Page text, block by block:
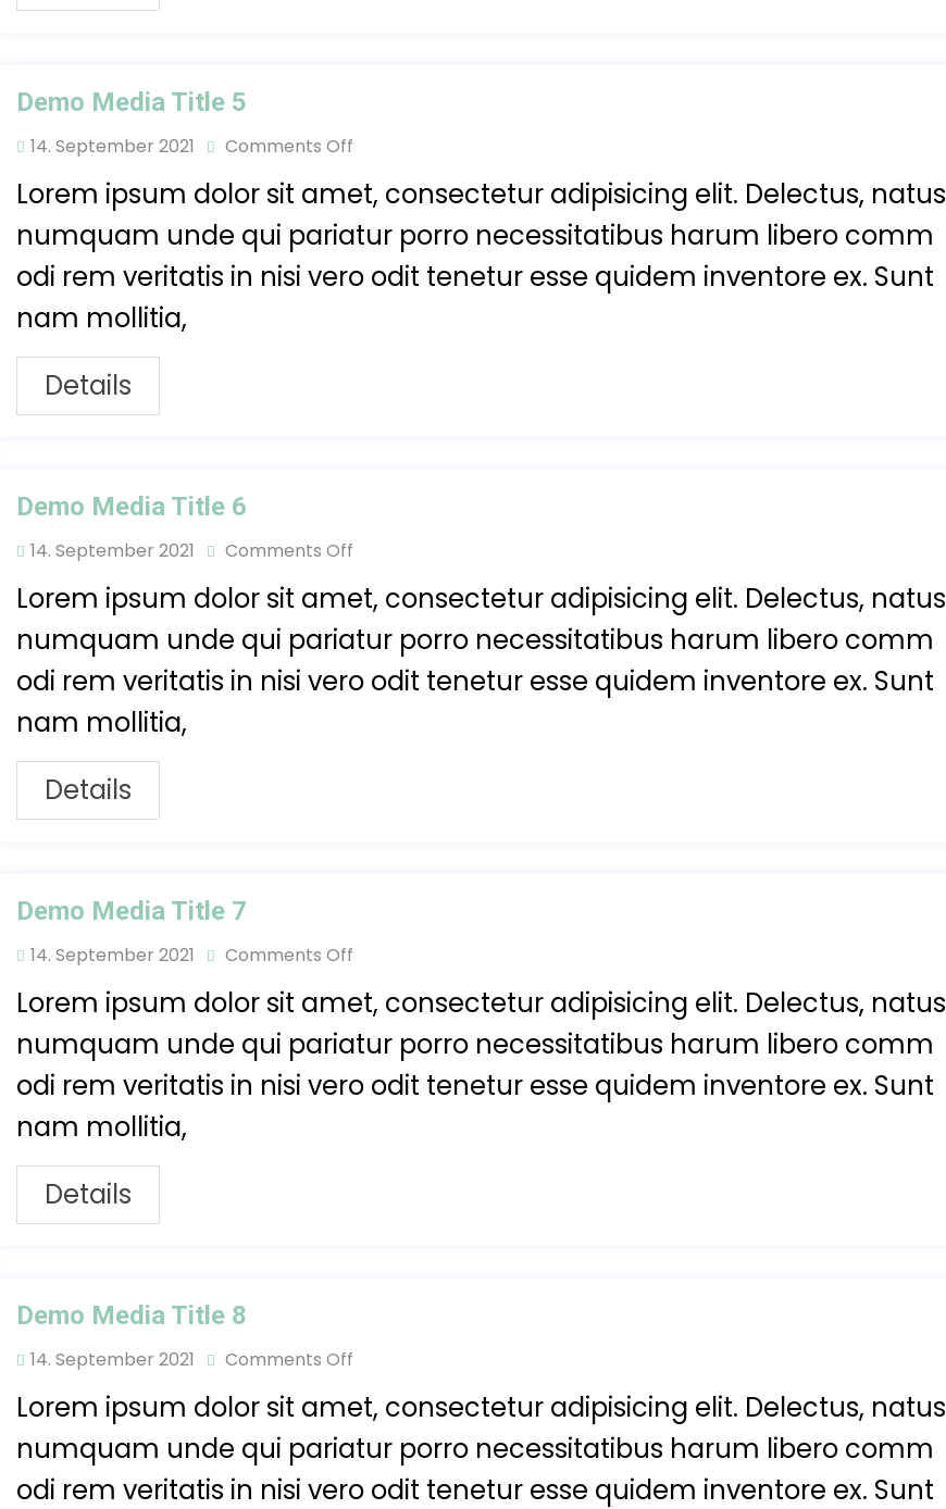
Demo Media Title 5
14. September 2021 Comments Off
Lorem ipsum dolor sit amet, consectetur adipisicing elit. Delectus, natus
numquam unde qui pariatur porro necessitatibus harum libero comm
odi rem veritatis in nisi vero odit tenetur esse quidem inventore ex. Sunt
nam mollitia,
Details
Demo Media Title 6
14. September 2021 Comments Off
Lorem ipsum dolor sit amet, consectetur adipisicing elit. Delectus, natus
numquam unde qui pariatur porro necessitatibus harum libero comm
odi rem veritatis in nisi vero odit tenetur esse quidem inventore ex. Sunt
nam mollitia,
Details
Demo Media Title 7
14. September 2021 Comments Off
Lorem ipsum dolor sit amet, consectetur adipisicing elit. Delectus, natus
numquam unde qui pariatur porro necessitatibus harum libero comm
odi rem veritatis in nisi vero odit tenetur esse quidem inventore ex. Sunt
nam mollitia,
Details
Demo Media Title 8
14. September 2021 Comments Off
Lorem ipsum dolor sit amet, consectetur adipisicing elit. Delectus, natus
numquam unde qui pariatur porro necessitatibus harum libero comm
odi rem veritatis in nisi vero odit tenetur esse quidem inventore ex. Sunt